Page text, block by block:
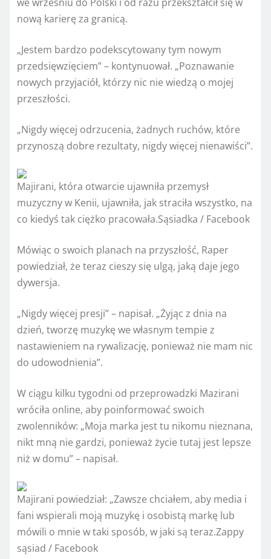
nową karierę za granicą.
„Jestem bardzo podekscytowany tym nowym
przedsięwzięciem” – kontynuował. „Poznawanie
nowych przyjaciół, którzy nic nie wiedzą o mojej
przeszłości.
„Nigdy więcej odrzucenia, żadnych ruchów, które
przynoszą dobre rezultaty, nigdy więcej nienawiści”.
Majirani, która otwarcie ujawniła przemysł
muzyczny w Kenii, ujawniła, jak straciła wszystko, na
co kiedyś tak ciężko pracowała.Sąsiadka / Facebook
Mówiąc o swoich planach na przyszłość, Raper
powiedział, że teraz cieszy się ulgą, jaką daje jego
dywersja.
„Nigdy więcej presji” – napisał. „Żyjąc z dnia na
dzień, tworzę muzykę we własnym tempie z
nastawieniem na rywalizację, ponieważ nie mam nic
do udowodnienia”.
W ciągu kilku tygodni od przeprowadzki Mazirani
wróciła online, aby poinformować swoich
zwolenników: „Moja marka jest tu nikomu nieznana,
nikt mną nie gardzi, ponieważ życie tutaj jest lepsze
niż w domu” – napisał.
Majirani powiedział: „Zawsze chciałem, aby media i
fani wspierali moją muzykę i osobistą markę lub
mówili o mnie w taki sposób, w jaki są teraz.Zappy
sąsiad / Facebook